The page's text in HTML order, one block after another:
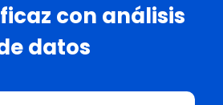
con análisis
datos